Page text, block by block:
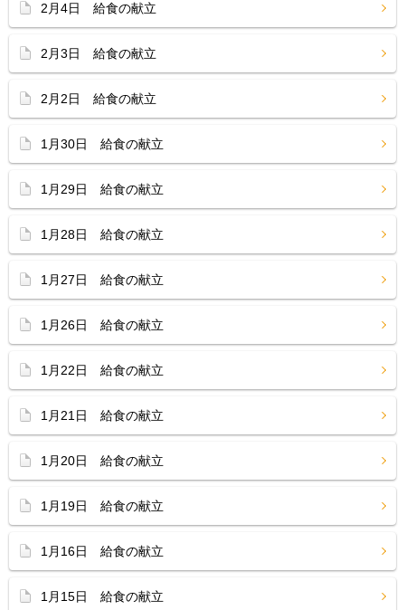
2月4日 給食の献立
2月3日 給食の献立
2月2日 給食の献立
1月30日 給食の献立
1月29日 給食の献立
1月28日 給食の献立
1月27日 給食の献立
1月26日 給食の献立
1月22日 給食の献立
1月21日 給食の献立
1月20日 給食の献立
1月19日 給食の献立
1月16日 給食の献立
1月15日 給食の献立